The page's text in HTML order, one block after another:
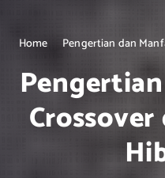
Home Pengertian dan